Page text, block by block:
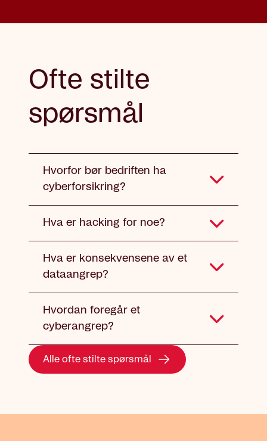
Ofte stilte
spørsmål
Hvorfor bør bedriften ha
cyberforsikring?
Hva er hacking for noe?
Hva er konsekvensene av et
dataangrep?
Hvordan foregår et
cyberangrep?
Alle ofte stilte spørsmål